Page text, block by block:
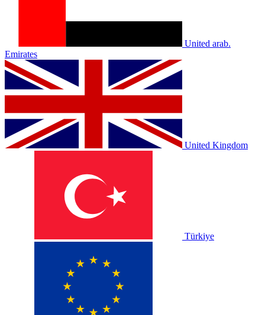
United arab.
Emirates
United Kingdom
Türkiye